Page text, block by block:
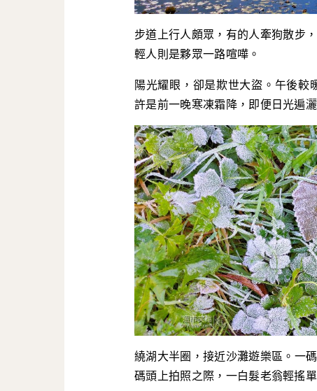
步道上行人頗眾，有的人牽狗散步
輕人則是夥眾一路喧嘩。
陽光耀眼，卻是欺世大盜。午後較
許是前一晚寒凍霜降，即便日光遍
繞湖大半圈，接近沙灘遊樂區。一
碼頭上拍照之際，一白髮老翁輕搖